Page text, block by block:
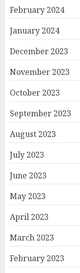
February 2024
January 2024
December 2023
November 2023
October 2023
September 2023
August 2023
July 2023
June 2023
May 2023
April 2023
March 2023
February 2023